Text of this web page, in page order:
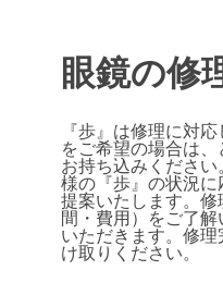
眼鏡の修
『歩』は修理に対
をご希望の場合は、
お持ち込みください
様の『歩』の状況
提案いたします。 修
間・費用）をご了
いただきます。 修理
け取りください。